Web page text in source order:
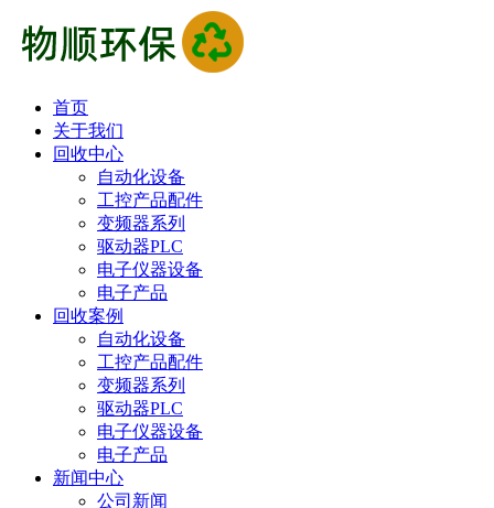
首页
关于我们
回收中心
自动化设备
工控产品配件
变频器系列
驱动器PLC
电子仪器设备
电子产品
回收案例
自动化设备
工控产品配件
变频器系列
驱动器PLC
电子仪器设备
电子产品
新闻中心
公司新闻